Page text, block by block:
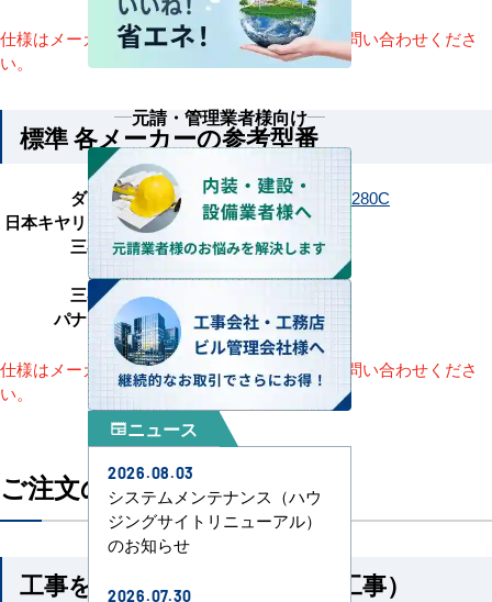
仕様はメーカーによって異なります。詳細はお問い合わせくださ
い。
標準 各メーカーの参考型番
ダイキン SZRM280CSZRMH280C
日本キヤリア（旧：東芝）RDSA28014MUB
三菱電機
PEZ-ERMP280E6
日立
RPI-GP280RSH5
三菱重工
パナソニック
PA-P280E7HNCB
仕様はメーカーによって異なります。詳細はお問い合わせくださ
い。
ご注文の流れ
工事を依頼される方（機器＋工事）
元請・管理業者様向け
newspaperニュース
2026.08.03
システムメンテナンス（ハウ
ジングサイトリニューアル）
のお知らせ
2026.07.30